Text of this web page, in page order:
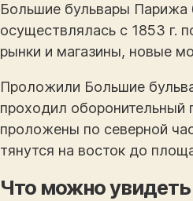
Большие бульвары Парижа
осуществлялась с 1853 г.
рынки и магазины, новые
Проложили Большие
проходил
проложены по северной
тянутся на восток до
Что можно